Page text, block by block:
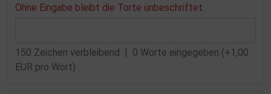
Ohne Eingabe bleibt die Torte unbeschriftet.
150 Zeichen verbleibend | 0 Worte eingegeben (+1,00
EUR pro Wort)